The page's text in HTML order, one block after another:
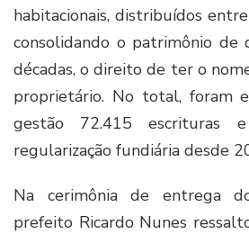
habitacionais, distribuídos
consolidando o patrimônio de
décadas, o direito de ter o
proprietário. No total, foram
gestão 72.415 escrituras
regularização fundiária desde
Na cerimônia de entrega
prefeito Ricardo Nunes